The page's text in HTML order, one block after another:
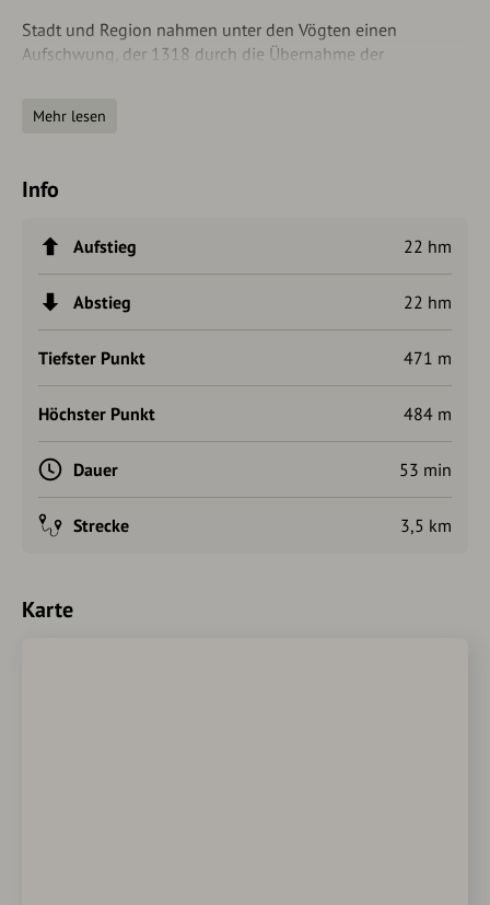
Stadt und Region nahmen unter den Vögten einen
Aufschwung, der 1318 durch die Übernahme der
Als älteste Kirche der Stadt und Mutterkirche der Region ist
der Sehenswürdigkeiten von Hof.
Mehr lesen
Info
Aufstieg 22 hm
Abstieg 22 hm
Tiefster Punkt 471 m
Höchster Punkt 484 m
Dauer 53 min
Strecke 3,5 km
Karte